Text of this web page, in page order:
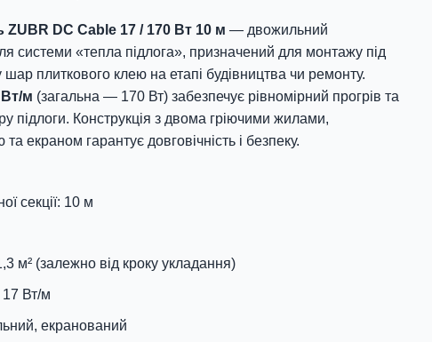
ZUBR DC Cable 17 / 170 Вт 10 м — двожильний
системи «тепла підлога», призначений для монтажу під
плиткового клею на етапі будівництва чи ремонту.
Вт/м (загальна — 170 Вт) забезпечує рівномірний прогрів та
підлоги. Конструкція з двома гріючими жилами,
екраном гарантує довговічність і безпеку.
секції: 10 м
м² (залежно від кроку укладання)
17 Вт/м
екранований